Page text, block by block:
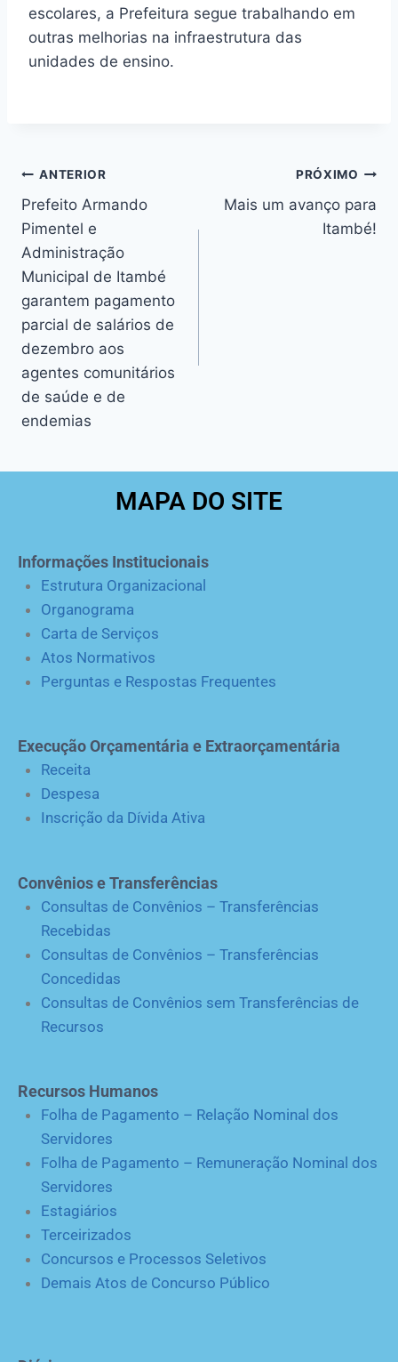
escolares, a Prefeitura segue trabalhando em
outras melhorias na infraestrutura das
unidades de ensino.
ANTERIOR
Prefeito Armando
Pimentel e
Administração
Municipal de Itambé
garantem pagamento
parcial de salários de
dezembro aos
agentes comunitários
de saúde e de
endemias
PRÓXIMO
Mais um avanço para
Itambé!
MAPA DO SITE
Informações Institucionais
Estrutura Organizacional
Organograma
Carta de Serviços
Atos Normativos
Perguntas e Respostas Frequentes
Execução Orçamentária e Extraorçamentária
Receita
Despesa
Inscrição da Dívida Ativa
Convênios e Transferências
Consultas de Convênios – Transferências
Recebidas
Consultas de Convênios – Transferências
Concedidas
Consultas de Convênios sem Transferências de
Recursos
Recursos Humanos
Folha de Pagamento – Relação Nominal dos
Servidores
Folha de Pagamento – Remuneração Nominal dos
Servidores
Estagiários
Terceirizados
Concursos e Processos Seletivos
Demais Atos de Concurso Público